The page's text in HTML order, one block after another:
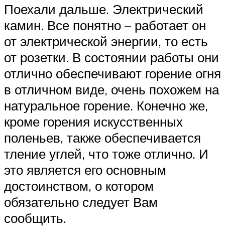
Поехали дальше. Электрический
камин. Все понятно – работает он
от электрической энергии, то есть
от розетки. В состоянии работы они
отлично обеспечивают горение огня
в отличном виде, очень похожем на
натуральное горение. Конечно же,
кроме горения искусственных
поленьев, также обеспечивается
тление углей, что тоже отлично. И
это является его основным
достоинством, о котором
обязательно следует Вам
сообщить.